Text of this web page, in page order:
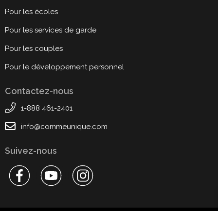
Pour les écoles
Pour les services de garde
Pour les couples
Pour le développement personnel
Contactez-nous
1-888 461-2401
info@commeunique.com
Suivez-nous